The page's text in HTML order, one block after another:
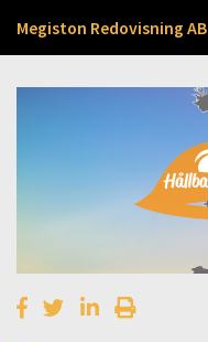
Megiston Redovisning AB